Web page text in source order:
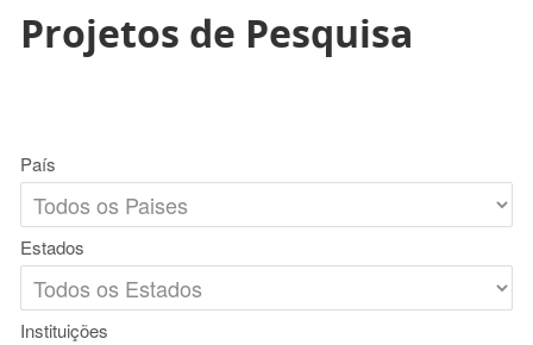
Projetos de Pesquisa
País
Estados
Instituições